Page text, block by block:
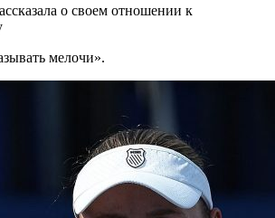
о своем отношении к
мелочи».